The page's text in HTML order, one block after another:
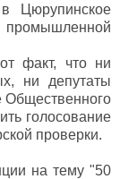
Цюрупинское
факт, что ни
ни депутаты
Общественного
голосование
проверки.
на тему "50